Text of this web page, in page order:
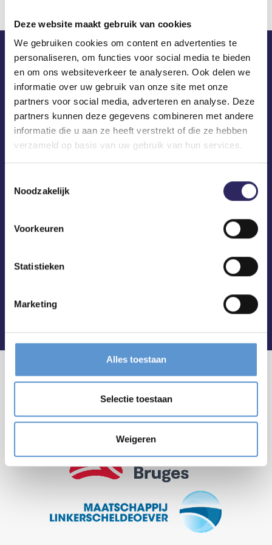
Deze website maakt gebruik van cookies
We gebruiken cookies om content en advertenties te
personaliseren, om functies voor social media te bieden
en om ons websiteverkeer te analyseren. Ook delen we
informatie over uw gebruik van onze site met onze
partners voor social media, adverteren en analyse. Deze
partners kunnen deze gegevens combineren met andere
informatie die u aan ze heeft verstrekt of die ze hebben
verzameld op basis van uw gebruik van hun services.
Noodzakelijk
Voorkeuren
Statistieken
Marketing
Alles toestaan
Selectie toestaan
Weigeren
ECA in je mailbox?